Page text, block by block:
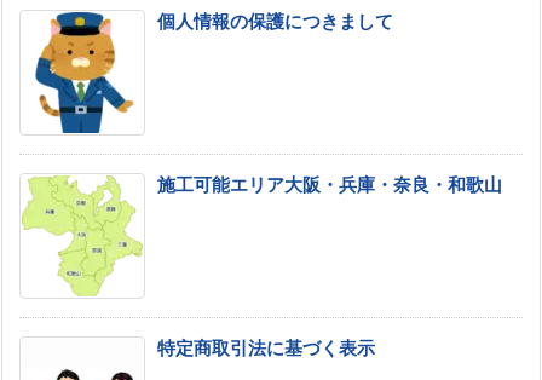
個人情報の保護につきまして
施工可能エリア大阪・兵庫・奈良・和歌山
特定商取引法に基づく表示